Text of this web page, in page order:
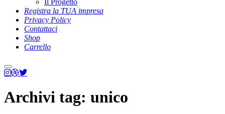
Il Progetto
Registra la TUA impresa
Privacy Policy
Contattaci
Shop
Carrello
Menu
principale
Archivi tag: unico